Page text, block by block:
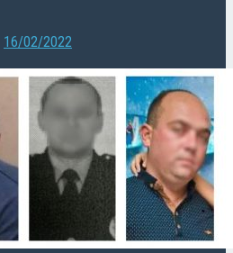
16/02/2022